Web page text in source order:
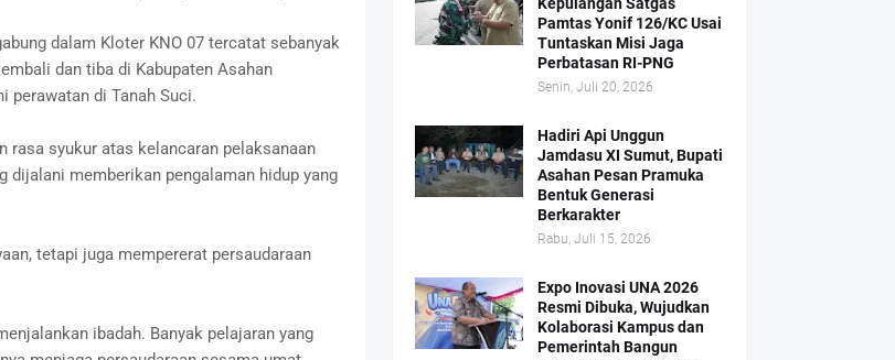
dalam Kloter KNO 07 tercatat sebanyak
dan tiba di Kabupaten Asahan
perawatan di Tanah Suci.
rasa syukur atas kelancaran pelaksanaan
dijalani memberikan pengalaman hidup yang
tetapi juga mempererat persaudaraan
ibadah. Banyak pelajaran yang
Pamtas Yonif 126/KC Usai
Tuntaskan Misi Jaga
Perbatasan RI-PNG
Senin, Juli 20, 2026
Hadiri Api Unggun
Jamdasu XI Sumut, Bupati
Asahan Pesan Pramuka
Bentuk Generasi
Berkarakter
Rabu, Juli 15, 2026
Expo Inovasi UNA 2026
Resmi Dibuka, Wujudkan
Kolaborasi Kampus dan
Pemerintah Bangun